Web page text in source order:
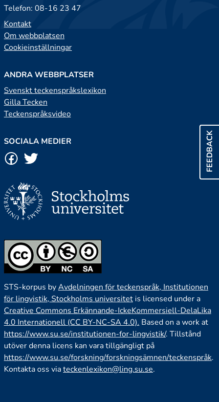
FEEDBACK
Telefon: 08-16 23 47
Kontakt
Om webbplatsen
Cookieinställningar
ANDRA WEBBPLATSER
Svenskt teckenspråkslexikon
Gilla Tecken
Teckenspråksvideo
SOCIALA MEDIER
STS-korpus byAvdelningen för teckenspråk, Institutionen
för lingvistik, Stockholms universitet is licensed under a
Creative Commons Erkännande-IckeKommersiell-DelaLika
4.0 Internationell (CC BY-NC-SA 4.0). Based on a work at
https://www.su.se/institutionen-for-lingvistik/. Tillstånd
utöver denna licens kan vara tillgängligt på
https://www.su.se/forskning/forskningsämnen/teckenspråk.
Kontakta oss viateckenlexikon@ling.su.se.